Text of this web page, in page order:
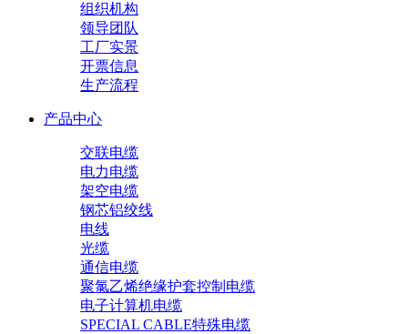
组织机构
领导团队
工厂实景
开票信息
生产流程
产品中心
交联电缆
电力电缆
架空电缆
钢芯铝绞线
电线
光缆
通信电缆
聚氯乙烯绝缘护套控制电缆
电子计算机电缆
SPECIAL CABLE特殊电缆